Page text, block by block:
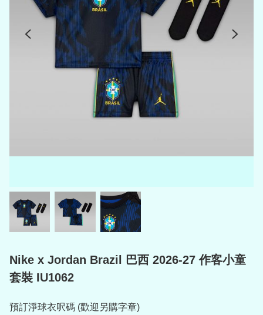
Nike x Jordan Brazil 巴西 2026-27 作客小童
套裝 IU1062
預訂淨球衣呎碼 (歡迎另購字章)